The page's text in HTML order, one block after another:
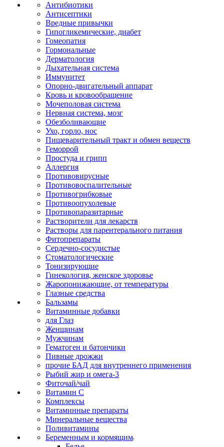
Антибиотики
Антисептики
Вредные привычки
Гипогликемические, диабет
Гомеопатия
Гормональные
Дерматология
Дыхательная система
Иммунитет
Опорно-двигательный аппарат
Кровь и кровообращение
Мочеполовая система
Нервная система, мозг
Обезболивающие
Ухо, горло, нос
Пищеварительный тракт и обмен веществ
Геморрой
Простуда и грипп
Аллергия
Противовирусные
Противовоспалительные
Противогрибковые
Противоопухолевые
Противопаразитарные
Растворители для лекарств
Растворы для парентерального питания
Фитопрепараты
Сердечно-сосудистые
Стоматологические
Тонизирующие
Гинекология, женское здоровье
Жаропонижающие, от температуры
Глазные средства
Бальзамы
Витаминные добавки
для Глаз
Женщинам
Мужчинам
Гематоген и батончики
Пивные дрожжи
прочие БАД для внутреннего применения
Рыбий жир и омега-3
Фиточай/чай
Витамин С
Комплексы
Витаминные препараты
Минеральные вещества
Поливитамины
Беременным и кормящим